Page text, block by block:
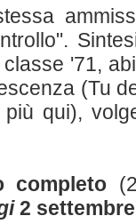
'71,
(Tu
qui),
completo
2